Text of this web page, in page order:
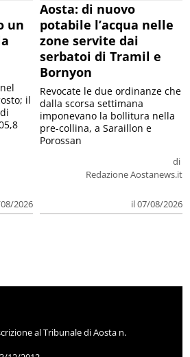
un
2026
il
Aosta: di nuovo
potabile l’acqua nelle
zone servite dai
serbatoi di Tramil e
Bornyon
di
Redazione Aostanews.it
il 07/08/2026
Revocate le due ordinanze che
dalla scorsa settimana
imponevano la bollitura nella
pre-collina, a Saraillon e
Porossan
al Tribunale di Aosta n.